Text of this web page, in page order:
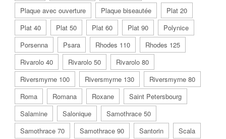
Plaque avec ouverture
Plaque biseautée
Plat 20
Plat 40
Plat 50 Plat 60 Plat 90
Polynice
Porsenna
Psara Rhodes 110
Rhodes 125
Rivarolo 40
Rivarolo 50
Rivarolo 80
Riversmyrne 100
Riversmyrne 130
Riversmyrne 80
Roma
Romana Roxane
Saint Petersbourg
Salamine
Salonique
Samothrace 50
Samothrace 70
Samothrace 90 Santorin
Scala